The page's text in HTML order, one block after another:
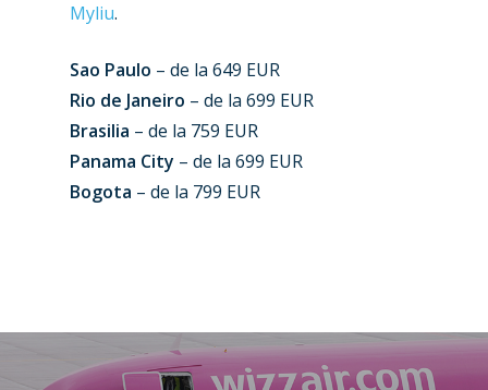
Myliu.
Sao Paulo – de la 649 EUR
Rio de Janeiro – de la 699 EUR
Brasilia – de la 759 EUR
Panama City – de la 699 EUR
Bogota – de la 799 EUR